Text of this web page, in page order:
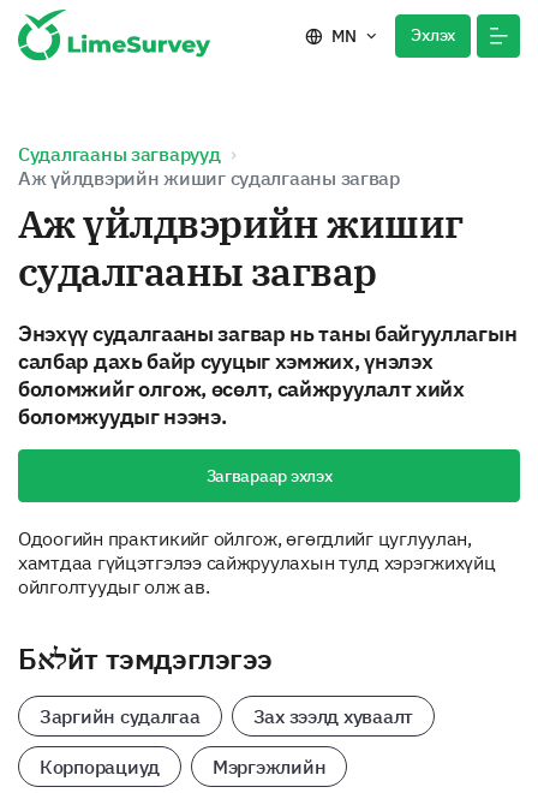
MN Эхлэх
Судалгааны загварууд
Аж үйлдвэрийн жишиг судалгааны загвар
Аж үйлдвэрийн жишиг
судалгааны загвар
Энэхүү судалгааны загвар нь таны байгууллагын
салбар дахь байр сууцыг хэмжих, үнэлэх
боломжийг олгож, өсөлт, сайжруулалт хийх
боломжуудыг нээнэ.
Загвараар эхлэх
Одоогийн практикийг ойлгож, өгөгдлийг цуглуулан,
хамтдаа гүйцэтгэлээ сайжруулахын тулд хэрэгжихүйц
ойлголтуудыг олж ав.
Бלאйт тэмдэглэгээ
Заргийн судалгаа Зах зээлд хуваалт
Корпорациуд Мэргэжлийн